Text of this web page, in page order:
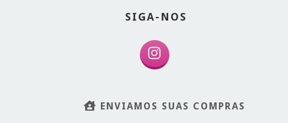
SIGA-NOS
ENVIAMOS SUAS COMPRAS